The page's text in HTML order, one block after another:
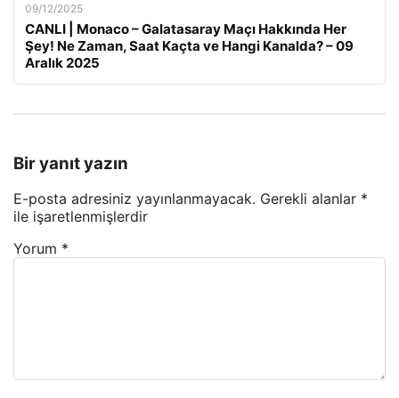
09/12/2025
CANLI | Monaco – Galatasaray Maçı Hakkında Her
Şey! Ne Zaman, Saat Kaçta ve Hangi Kanalda? – 09
Aralık 2025
Bir yanıt yazın
E-posta adresiniz yayınlanmayacak. Gerekli alanlar *
ile işaretlenmişlerdir
Yorum *